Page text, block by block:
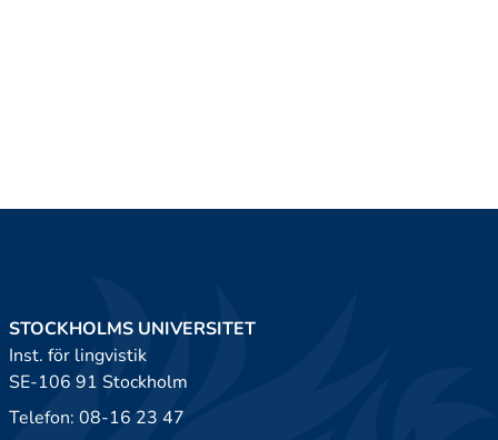
STOCKHOLMS UNIVERSITET
Inst. för lingvistik
SE-106 91 Stockholm
Telefon: 08-16 23 47